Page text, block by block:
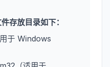
存放目录如下：
于 Windows